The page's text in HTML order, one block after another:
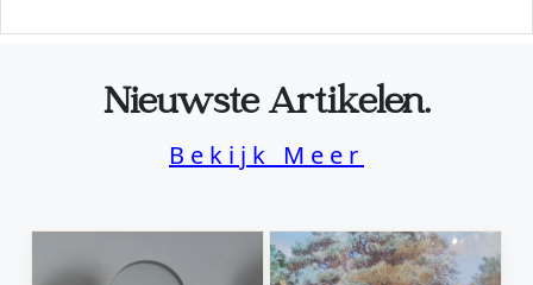
Nieuwste Artikelen.
Bekijk Meer